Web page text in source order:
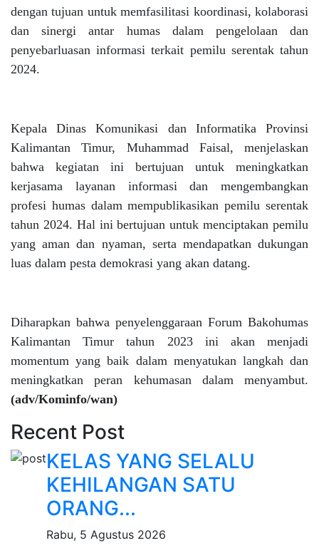
dengan tujuan untuk memfasilitasi koordinasi, kolaborasi
dan sinergi antar humas dalam pengelolaan dan
penyebarluasan informasi terkait pemilu serentak tahun
2024.
Kepala Dinas Komunikasi dan Informatika Provinsi
Kalimantan Timur, Muhammad Faisal, menjelaskan
bahwa kegiatan ini bertujuan untuk meningkatkan
kerjasama layanan informasi dan mengembangkan
profesi humas dalam mempublikasikan pemilu serentak
tahun 2024. Hal ini bertujuan untuk menciptakan pemilu
yang aman dan nyaman, serta mendapatkan dukungan
luas dalam pesta demokrasi yang akan datang.
Diharapkan bahwa penyelenggaraan Forum Bakohumas
Kalimantan Timur tahun 2023 ini akan menjadi
momentum yang baik dalam menyatukan langkah dan
meningkatkan peran kehumasan dalam menyambut.
(adv/Kominfo/wan)
Recent Post
KELAS YANG SELALU
KEHILANGAN SATU
ORANG...
Rabu, 5 Agustus 2026